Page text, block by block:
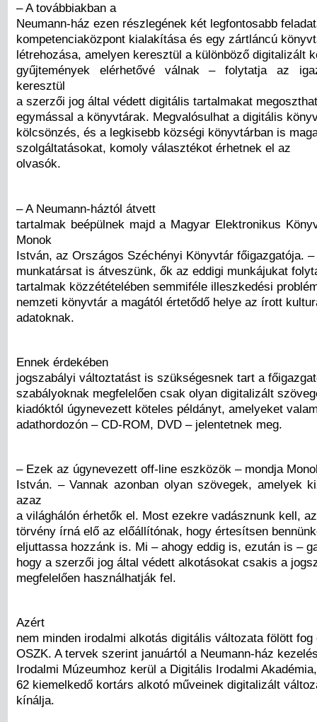
– A továbbiakban a
Neumann-ház ezen részlegének két legfontosabb
kompetenciaközpont kialakítása és egy zártláncú
létrehozása, amelyen keresztül a különböző digitalizált
gyűjtemények elérhetővé válnak – folytatja az
keresztül
a szerzői jog által védett digitális tartalmakat
egymással a könyvtárak. Megvalósulhat a digitális
kölcsönzés, és a legkisebb községi könyvtárban is
szolgáltatásokat, komoly választékot érhetnek el az
olvasók.
– A Neumann-háztól átvett
tartalmak beépülnek majd a Magyar Elektronikus
Monok
István, az Országos Széchényi Könyvtár főigazgatója.
munkatársat is átveszünk, ők az eddigi munkájukat
tartalmak közzétételében semmiféle illeszkedési
nemzeti könyvtár a magától értetődő helye az írott
adatoknak.
Ennek érdekében
jogszabályi változtatást is szükségesnek tart a
szabályoknak megfelelően csak olyan digitalizált
kiadóktól úgynevezett köteles példányt, amelyeket
adathordozón – CD-ROM, DVD – jelentetnek meg.
– Ezek az úgynevezett off-line eszközök – mondja
István. – Vannak azonban olyan szövegek, amelyek
azaz
a világhálón érhetők el. Most ezekre vadásznunk kell,
törvény írná elő az előállítónak, hogy értesítsen
eljuttassa hozzánk is. Mi – ahogy eddig is, ezután is –
hogy a szerzői jog által védett alkotásokat csakis a
megfelelően használhatják fel.
Azért
nem minden irodalmi alkotás digitális változata fölött fog
OSZK. A tervek szerint januártól a Neumann-ház
Irodalmi Múzeumhoz kerül a Digitális Irodalmi
62 kiemelkedő kortárs alkotó műveinek digitalizált
kínálja.